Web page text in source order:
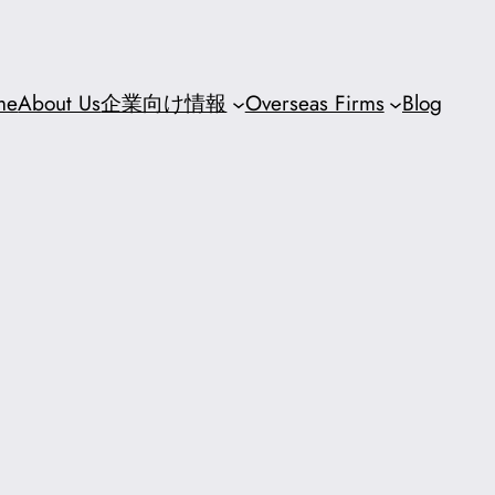
About Us企業向け情報 Overseas Firms Blog